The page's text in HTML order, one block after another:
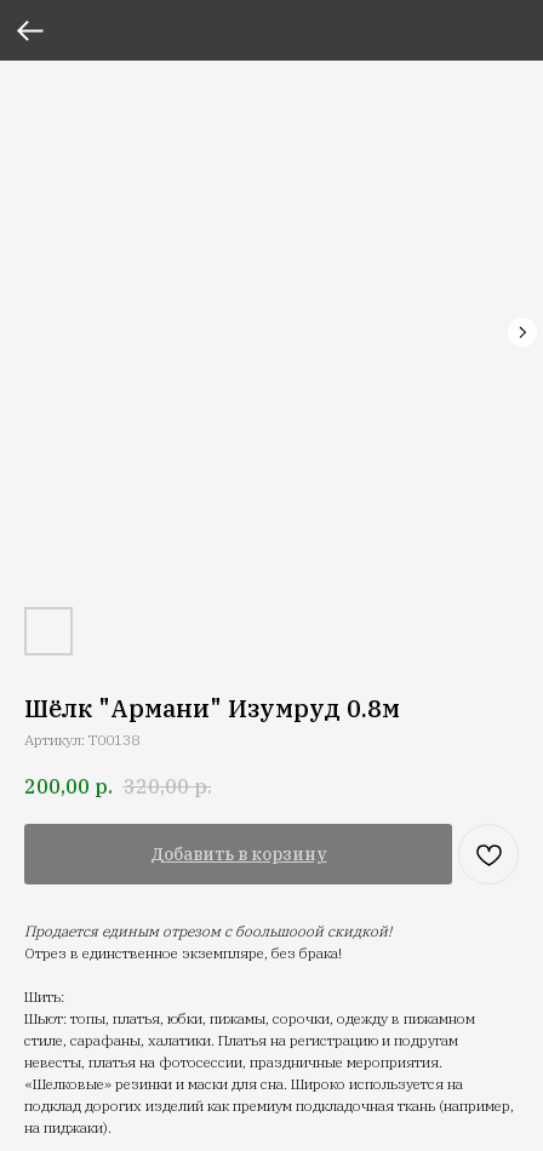
Шёлк "Армани" Изумруд 0.8м
Артикул: T00138
200,00 р. 320,00 р.
Добавить в корзину
Продается единым отрезом с боольшооой скидкой!
Отрез в единственное экземпляре, без брака!
Шить:
Шьют: топы, платья, юбки, пижамы, сорочки, одежду в пижамном
стиле, сарафаны, халатики. Платья на регистрацию и подругам
невесты, платья на фотосессии, праздничные мероприятия.
«Шелковые» резинки и маски для сна. Широко используется на
подклад дорогих изделий как премиум подкладочная ткань (например,
на пиджаки).